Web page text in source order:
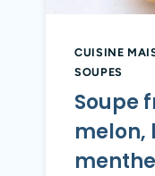
CUISINE
SOUPES
Soupe
melon,
menthe